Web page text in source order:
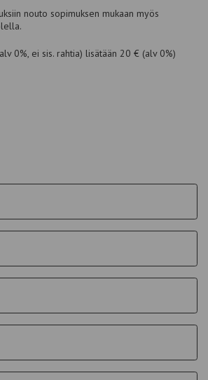
nouto sopimuksen mukaan myös
0%, ei sis. rahtia) lisätään 20 € (alv 0%)